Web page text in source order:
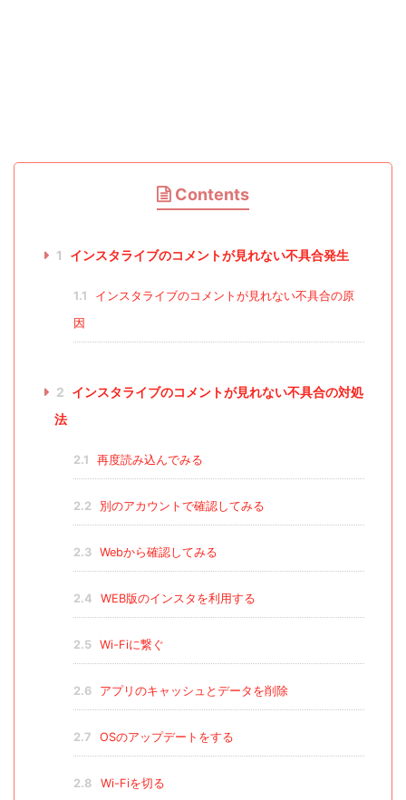
Contents
1 インスタライブのコメントが見れない不具合発生
1.1
インスタライブのコメントが見れない不具合の原
因
2 インスタライブのコメントが見れない不具合の対処
法
2.1 再度読み込んでみる
2.2 別のアカウントで確認してみる
2.3 Webから確認してみる
2.4 WEB版のインスタを利用する
2.5 Wi-Fiに繋ぐ
2.6 アプリのキャッシュとデータを削除
2.7 OSのアップデートをする
2.8 Wi-Fiを切る